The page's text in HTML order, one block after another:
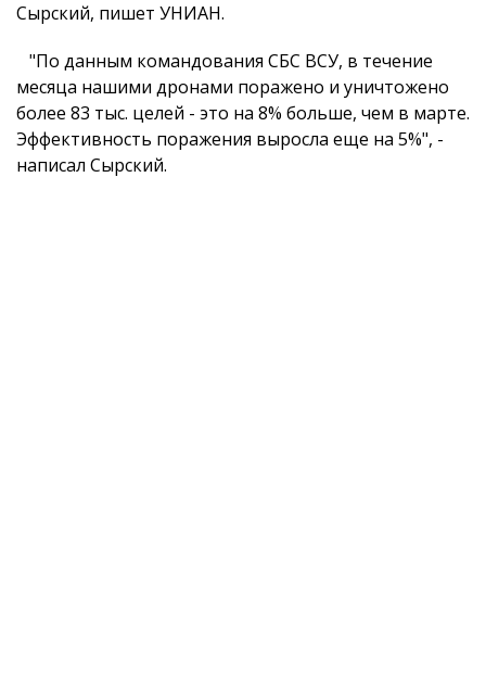
Сырский, пишет УНИАН.
"По данным командования СБС ВСУ, в течение
месяца нашими дронами поражено и уничтожено
более 83 тыс. целей - это на 8% больше, чем в марте.
Эффективность поражения выросла еще на 5%", -
написал Сырский.